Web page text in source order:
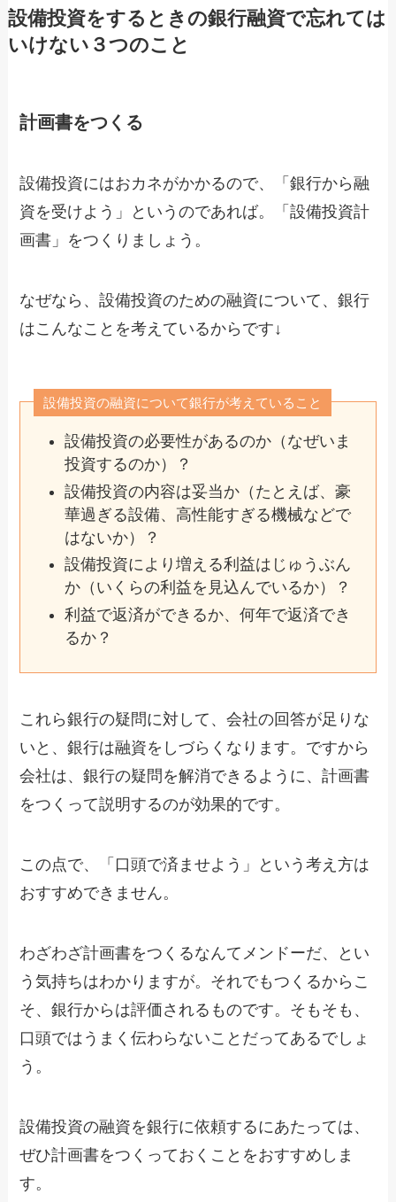
設備投資をするときの銀行融資で忘れては
いけない３つのこと
計画書をつくる
設備投資にはおカネがかかるので、「銀行から融
資を受けよう」というのであれば。「設備投資計
画書」をつくりましょう。
なぜなら、設備投資のための融資について、銀行
はこんなことを考えているからです↓
設備投資の融資について銀行が考えていること
設備投資の必要性があるのか（なぜいま
投資するのか）？
設備投資の内容は妥当か（たとえば、豪
華過ぎる設備、高性能すぎる機械などで
はないか）？
設備投資により増える利益はじゅうぶん
か（いくらの利益を見込んでいるか）？
利益で返済ができるか、何年で返済でき
るか？
これら銀行の疑問に対して、会社の回答が足りな
いと、銀行は融資をしづらくなります。ですから
会社は、銀行の疑問を解消できるように、計画書
をつくって説明するのが効果的です。
この点で、「口頭で済ませよう」という考え方は
おすすめできません。
わざわざ計画書をつくるなんてメンドーだ、とい
う気持ちはわかりますが。それでもつくるからこ
そ、銀行からは評価されるものです。そもそも、
口頭ではうまく伝わらないことだってあるでしょ
う。
設備投資の融資を銀行に依頼するにあたっては、
ぜひ計画書をつくっておくことをおすすめしま
す。